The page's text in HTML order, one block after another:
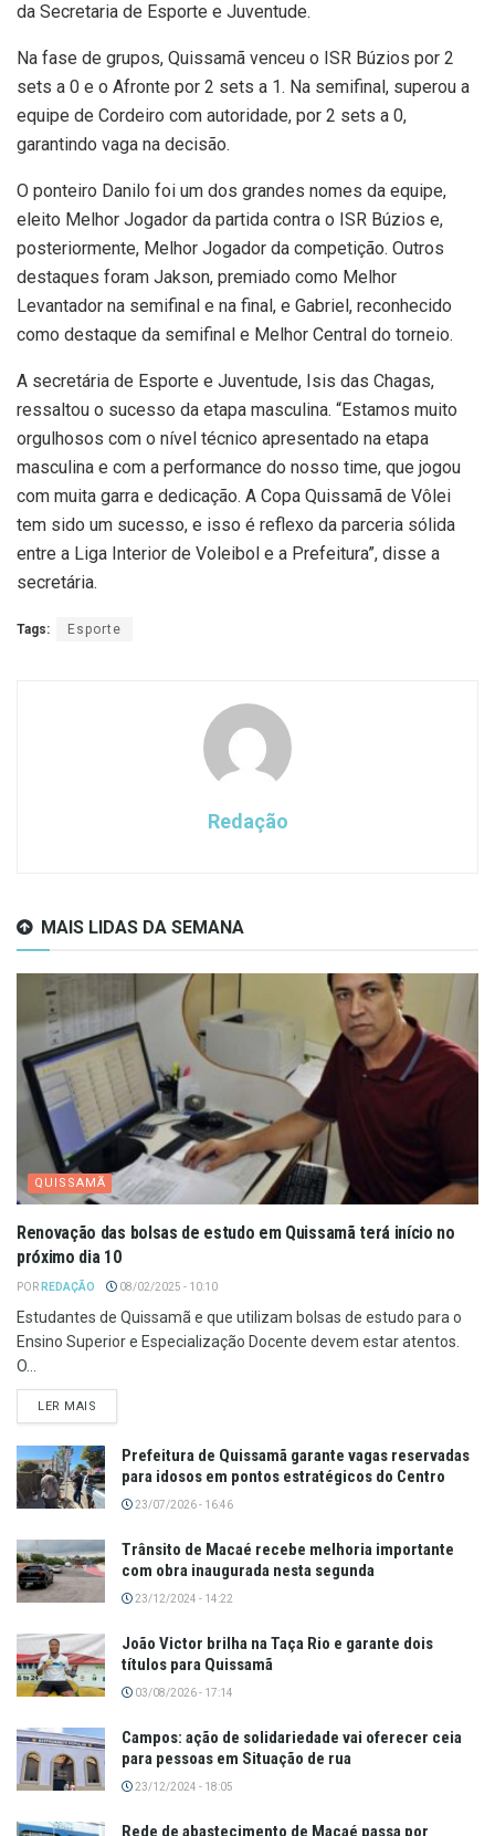
da Secretaria de Esporte e Juventude.
Na fase de grupos, Quissamã venceu o ISR Búzios por 2
sets a 0 e o Afronte por 2 sets a 1. Na semifinal, superou a
equipe de Cordeiro com autoridade, por 2 sets a 0,
garantindo vaga na decisão.
O ponteiro Danilo foi um dos grandes nomes da equipe,
eleito Melhor Jogador da partida contra o ISR Búzios e,
posteriormente, Melhor Jogador da competição. Outros
destaques foram Jakson, premiado como Melhor
Levantador na semifinal e na final, e Gabriel, reconhecido
como destaque da semifinal e Melhor Central do torneio.
A secretária de Esporte e Juventude, Isis das Chagas,
ressaltou o sucesso da etapa masculina. “Estamos muito
orgulhosos com o nível técnico apresentado na etapa
masculina e com a performance do nosso time, que jogou
com muita garra e dedicação. A Copa Quissamã de Vôlei
tem sido um sucesso, e isso é reflexo da parceria sólida
entre a Liga Interior de Voleibol e a Prefeitura”, disse a
secretária.
Tags: Esporte
Redação
MAIS LIDAS DA SEMANA
QUISSAMÃ
Renovação das bolsas de estudo em Quissamã terá início no
próximo dia 10
POR REDAÇÃO 08/02/2025 - 10:10
Estudantes de Quissamã e que utilizam bolsas de estudo para o
Ensino Superior e Especialização Docente devem estar atentos.
O...
LER MAIS
Prefeitura de Quissamã garante vagas reservadas
para idosos em pontos estratégicos do Centro
23/07/2026 - 16:46
Trânsito de Macaé recebe melhoria importante
com obra inaugurada nesta segunda
23/12/2024 - 14:22
João Victor brilha na Taça Rio e garante dois
títulos para Quissamã
03/08/2026 - 17:14
Campos: ação de solidariedade vai oferecer ceia
para pessoas em Situação de rua
23/12/2024 - 18:05
Rede de abastecimento de Macaé passa por